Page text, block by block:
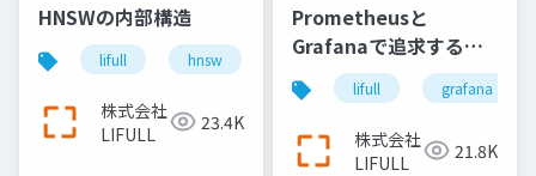
HNSWの内部構造
lifull hnsw search
株式会社
LIFULL
23.4K
Prometheusと
Grafanaで追求する、
より良いアプリケーシ
ョンの可観測性
lifull grafana
株式会社
LIFULL
21.8K